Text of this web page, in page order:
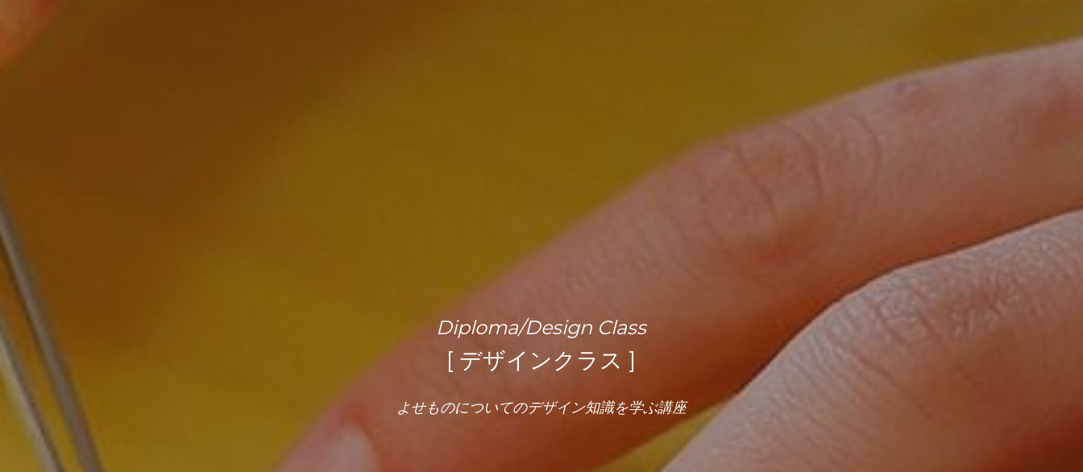
Diploma/Design Class
[ デザインクラス ]
よせものについてのデザイン知識を学ぶ講座